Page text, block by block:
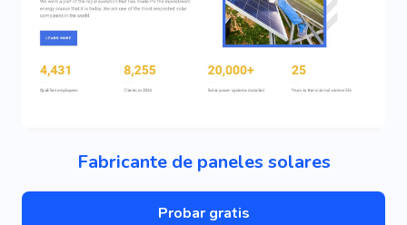
Fabricante de paneles solares
Probar gratis